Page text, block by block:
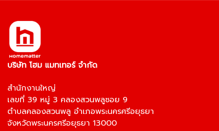
บริษัท โฮม แมทเทอร์ จำกัด
สำนักงานใหญ่
เลขที่ 39 หมู่ 3 คลองสวนพลูซอย 9
ตำบลคลองสวนพลู อำเภอพระนครศรีอยุธยา
จังหวัดพระนครศรีอยุธยา 13000